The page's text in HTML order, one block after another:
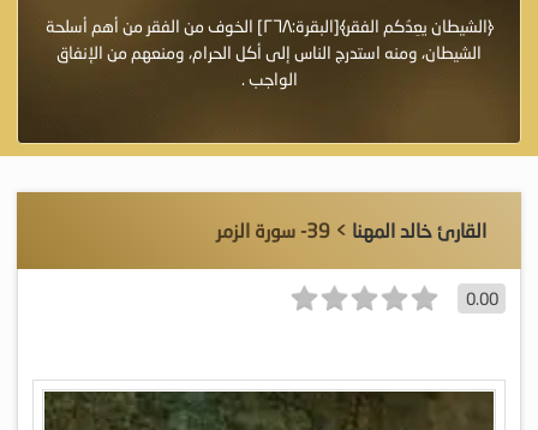
﴿الشيطان يعِدُكم الفقر﴾[البقرة:٢٦٨] الخوف من الفقر من أهم أسلحة
الشيطان، ومنه استدرج الناس إلى أكل الحرام، ومنعهم من الإنفاق
الواجب .
القارئ خالد المهنا > 39- سورة الزمر
0.00